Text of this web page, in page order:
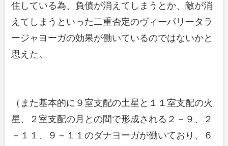
住している為、負債が消えてしまうとか、敵が消
えてしまうといった二重否定のヴィーパリータラ
ージャヨーガの効果が働いているのではないかと
思えた。
（また基本的に９室支配の土星と１１室支配の火
星、２室支配の月との間で形成される２－９、２
－１１、９－１１のダナヨーガが働いており、６